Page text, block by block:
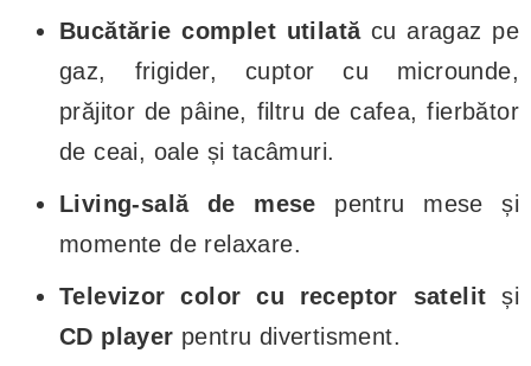
Bucătărie complet utilatăcu aragaz pe
gaz, frigider, cuptor cu microunde,
prăjitor de pâine, filtru de cafea, fierbător
de ceai, oale și tacâmuri.
Living-sală de mese pentru mese și
momente de relaxare.
Televizor color cu receptor satelit și
CD player pentru divertisment.